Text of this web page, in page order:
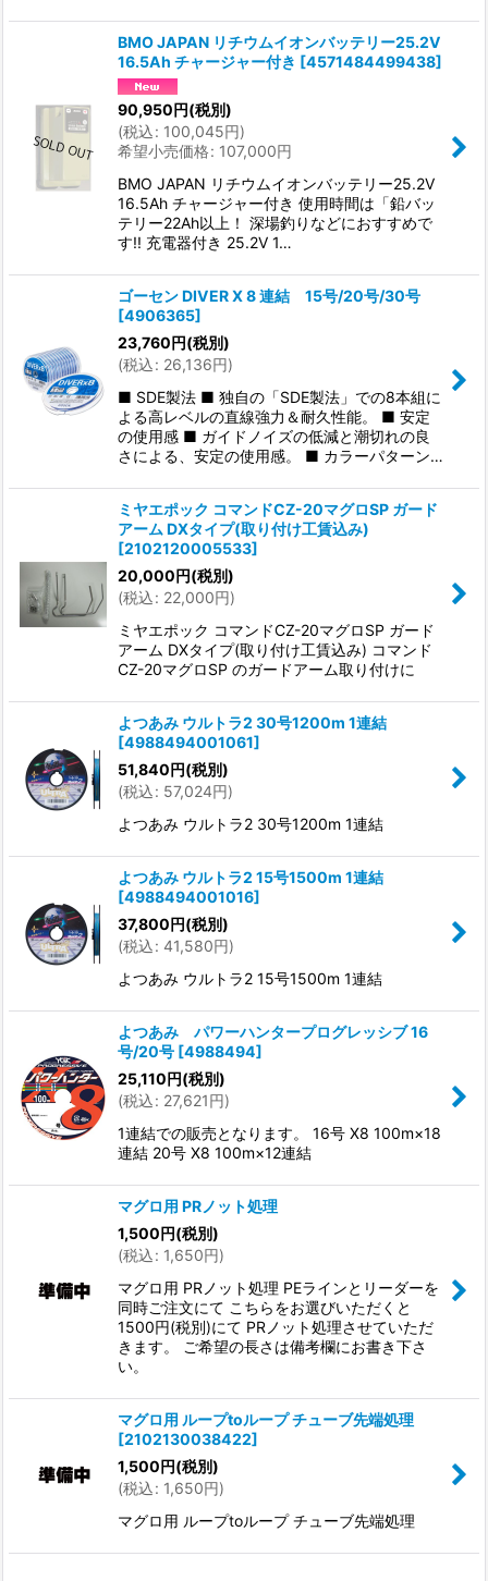
BMO JAPAN リチウムイオンバッテリー25.2V
16.5Ah チャージャー付き [4571484499438]
90,950円(税別)
(税込: 100,045円)
希望小売価格: 107,000円
BMO JAPAN リチウムイオンバッテリー25.2V
16.5Ah チャージャー付き 使用時間は「鉛バッ
テリー22Ah以上！ 深場釣りなどにおすすめで
す!! 充電器付き 25.2V 1…
ゴーセン DIVER X 8 連結 15号/20号/30号
[4906365]
23,760円(税別)
(税込: 26,136円)
■ SDE製法 ■ 独自の「SDE製法」での8本組に
よる高レベルの直線強力＆耐久性能。 ■ 安定
の使用感 ■ ガイドノイズの低減と潮切れの良
さによる、安定の使用感。 ■ カラーパターン…
ミヤエポック コマンドCZ-20マグロSP ガード
アーム DXタイプ(取り付け工賃込み)
[2102120005533]
20,000円(税別)
(税込: 22,000円)
ミヤエポック コマンドCZ-20マグロSP ガード
アーム DXタイプ(取り付け工賃込み) コマンド
CZ-20マグロSP のガードアーム取り付けに
よつあみ ウルトラ2 30号1200m 1連結
[4988494001061]
51,840円(税別)
(税込: 57,024円)
よつあみ ウルトラ2 30号1200m 1連結
よつあみ ウルトラ2 15号1500m 1連結
[4988494001016]
37,800円(税別)
(税込: 41,580円)
よつあみ ウルトラ2 15号1500m 1連結
よつあみ パワーハンタープログレッシブ 16
号/20号 [4988494]
25,110円(税別)
(税込: 27,621円)
1連結での販売となります。 16号 X8 100m×18
連結 20号 X8 100m×12連結
マグロ用 PRノット処理
1,500円(税別)
(税込: 1,650円)
マグロ用 PRノット処理 PEラインとリーダーを
同時ご注文にて こちらをお選びいただくと
1500円(税別)にて PRノット処理させていただ
きます。 ご希望の長さは備考欄にお書き下さ
い。
マグロ用 ループtoループ チューブ先端処理
[2102130038422]
1,500円(税別)
(税込: 1,650円)
マグロ用 ループtoループ チューブ先端処理